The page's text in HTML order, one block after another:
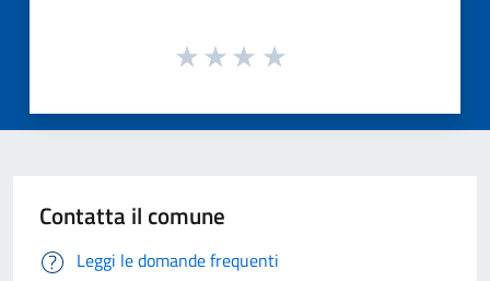
Contatta il comune
Leggi le domande frequenti